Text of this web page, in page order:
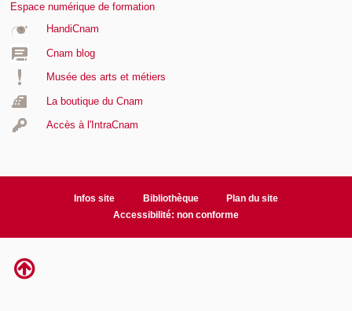
Espace numérique de formation
HandiCnam
Cnam blog
Musée des arts et métiers
La boutique du Cnam
Accès à l'IntraCnam
Infos site Bibliothèque
Plan du site
Accessibilité: non conforme